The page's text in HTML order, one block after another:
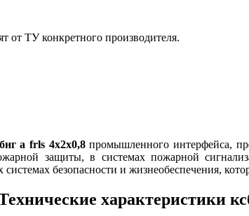
от ТУ конкретного производителя.
а frls 4х2х0,8промышленного интерфейса,
защиты, в системах пожарной
безопасности и жизнеобеспечения,
характеристики